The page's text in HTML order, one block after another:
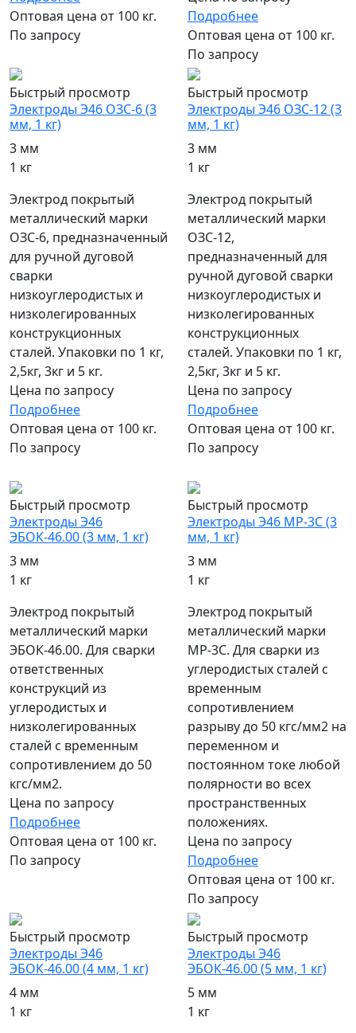
Оптовая цена от 100 кг.
По запросу
Подробнее
Оптовая цена от 100 кг.
По запросу
Быстрый просмотр
Электроды Э46 ОЗС-6 (3
мм, 1 кг)
3 мм
1 кг
Электрод покрытый
металлический марки
ОЗС-6, предназначенный
для ручной дуговой
сварки
низкоуглеродистых и
низколегированных
конструкционных
сталей. Упаковки по 1 кг,
2,5кг, 3кг и 5 кг.
Цена по запросу
Подробнее
Оптовая цена от 100 кг.
По запросу
Быстрый просмотр
Электроды Э46 ОЗС-12 (3
мм, 1 кг)
3 мм
1 кг
Электрод покрытый
металлический марки
ОЗС-12,
предназначенный для
ручной дуговой сварки
низкоуглеродистых и
низколегированных
конструкционных
сталей. Упаковки по 1 кг,
2,5кг, 3кг и 5 кг.
Цена по запросу
Подробнее
Оптовая цена от 100 кг.
По запросу
Быстрый просмотр
Электроды Э46
ЭБОК-46.00 (3 мм, 1 кг)
3 мм
1 кг
Электрод покрытый
металлический марки
ЭБОК-46.00. Для сварки
ответственных
конструкций из
углеродистых и
низколегированных
сталей с временным
сопротивлением до 50
кгс/мм2.
Цена по запросу
Подробнее
Оптовая цена от 100 кг.
По запросу
Быстрый просмотр
Электроды Э46 МР-3С (3
мм, 1 кг)
3 мм
1 кг
Электрод покрытый
металлический марки
МР-3С. Для сварки из
углеродистых сталей с
временным
сопротивлением
разрыву до 50 кгс/мм2 на
переменном и
постоянном токе любой
полярности во всех
пространственных
положениях.
Цена по запросу
Подробнее
Оптовая цена от 100 кг.
По запросу
Быстрый просмотр
Электроды Э46
ЭБОК-46.00 (4 мм, 1 кг)
4 мм
1 кг
Быстрый просмотр
Электроды Э46
ЭБОК-46.00 (5 мм, 1 кг)
5 мм
1 кг